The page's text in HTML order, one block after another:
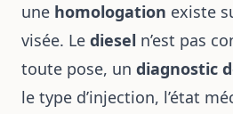
une homologation existe
visée. Le diesel n’est pas
toute pose, un diagnostic
le type d’injection, l’état